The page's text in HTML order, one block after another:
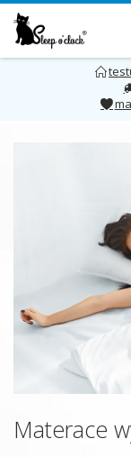
Przejdź
do
treści
Materace